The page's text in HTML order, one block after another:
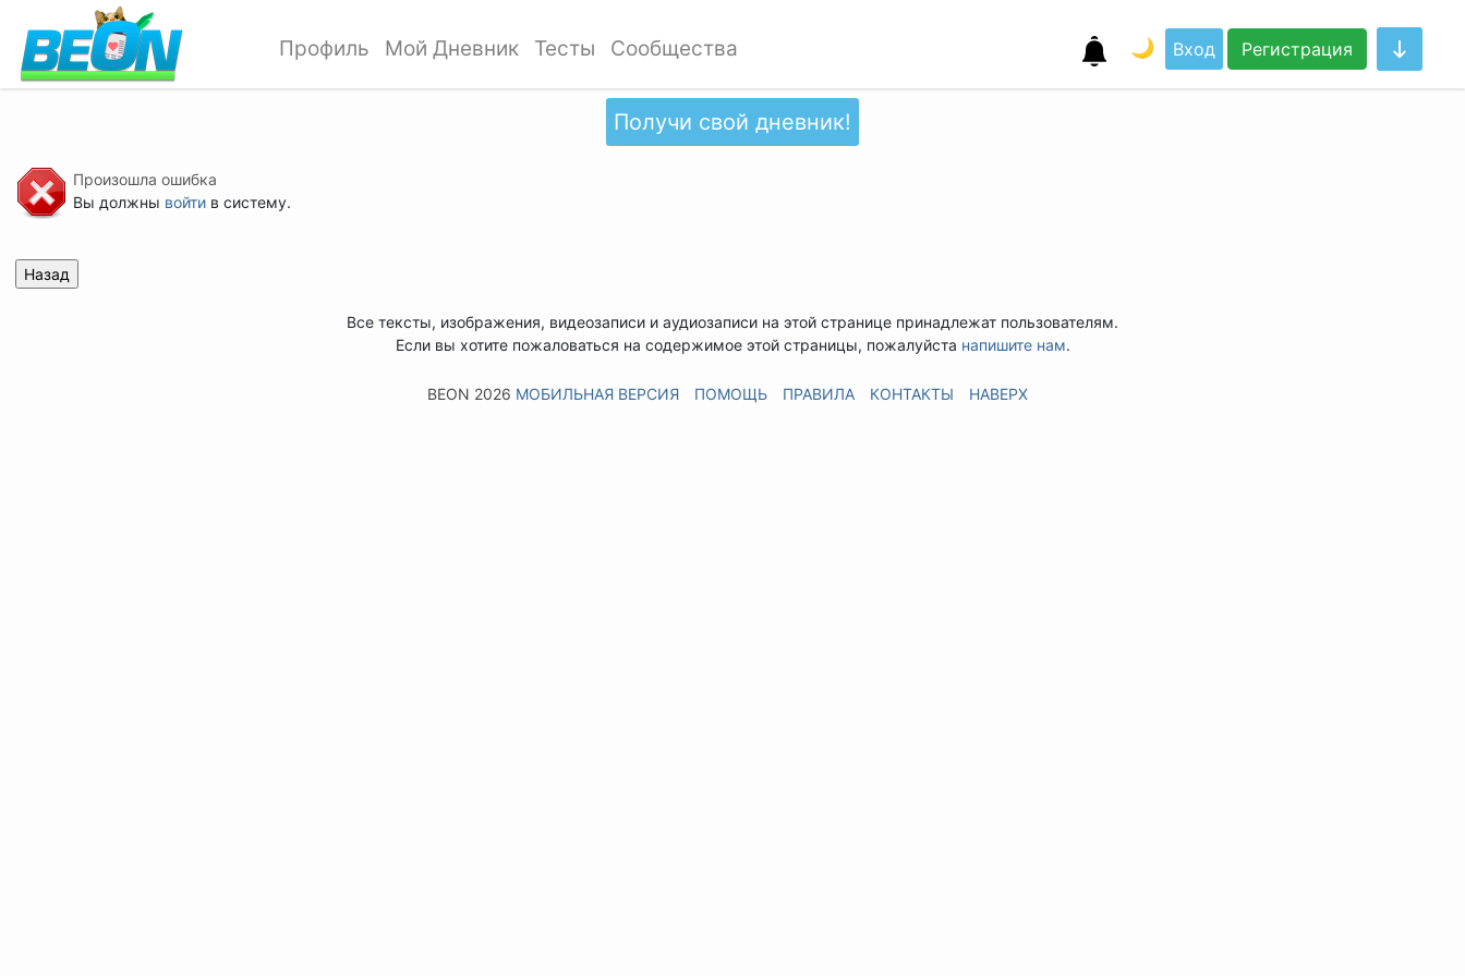
Профиль Мой Дневник Тесты Сообщества 🌙 Вход Регистрация
Получи свой дневник!
Произошла ошибка
Вы должны войтив систему.
Все тексты, изображения, видеозаписи и аудиозаписи на этой странице принадлежат пользователям.
Если вы хотите пожаловаться на содержимое этой страницы, пожалуйста напишите нам.
BEON 2026 МОБИЛЬНАЯ ВЕРСИЯ ПОМОЩЬ ПРАВИЛА КОНТАКТЫ НАВЕРХ